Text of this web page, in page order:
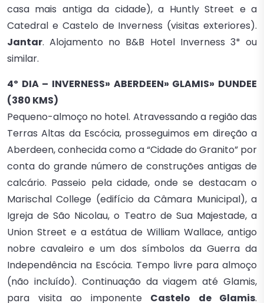
casa mais antiga da cidade), a Huntly Street e a
Catedral e Castelo de Inverness (visitas exteriores).
Jantar. Alojamento no B&B Hotel Inverness 3* ou
similar.
4º DIA – INVERNESS» ABERDEEN» GLAMIS» DUNDEE
(380 KMS)
Pequeno-almoço no hotel. Atravessando a região das
Terras Altas da Escócia, prosseguimos em direção a
Aberdeen, conhecida como a “Cidade do Granito” por
conta do grande número de construções antigas de
calcário. Passeio pela cidade, onde se destacam o
Marischal College (edifício da Câmara Municipal), a
Igreja de São Nicolau, o Teatro de Sua Majestade, a
Union Street e a estátua de William Wallace, antigo
nobre cavaleiro e um dos símbolos da Guerra da
Independência na Escócia. Tempo livre para almoço
(não incluído). Continuação da viagem até Glamis,
para visita ao imponente Castelo de Glamis.